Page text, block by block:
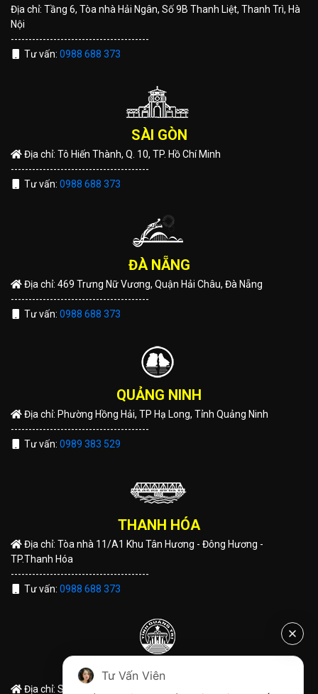
Địa chỉ: Tầng 6, Tòa nhà Hải Ngân, Số 9B Thanh Liệt, Thanh Trì, Hà
Nội
---------------------------------------
Tư vấn: 0988 688 373
SÀI GÒN
Địa chỉ: Tô Hiến Thành, Q. 10, TP. Hồ Chí Minh
---------------------------------------
Tư vấn: 0988 688 373
ĐÀ NẴNG
Địa chỉ: 469 Trưng Nữ Vương, Quận Hải Châu, Đà Nẵng
---------------------------------------
Tư vấn: 0988 688 373
QUẢNG NINH
Địa chỉ: Phường Hồng Hải, TP Hạ Long, Tỉnh Quảng Ninh
---------------------------------------
Tư vấn: 0989 383 529
THANH HÓA
Địa chỉ: Tòa nhà 11/A1 Khu Tân Hương - Đông Hương -
TP.Thanh Hóa
---------------------------------------
Tư vấn: 0988 688 373
QUẢNG TRỊ
Địa chỉ: Số 191 Hùng Vương - TP Đông Hà - Tỉnh Quảng Trị
Tư Vấn Viên